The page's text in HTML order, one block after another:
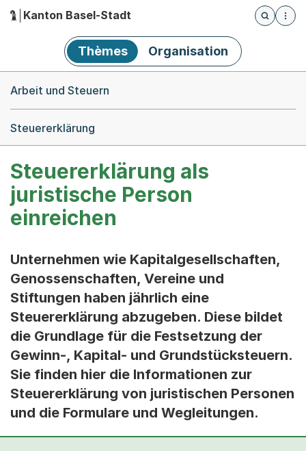
Hauptnavigation
Kanton Basel-Stadt
Öffnet
Thèmes Organisation
Arbeit und Steuern
Steuererklärung
Steuererklärung als
juristische Person
einreichen
Unternehmen wie Kapitalgesellschaften,
Genossenschaften, Vereine und
Stiftungen haben jährlich eine
Steuererklärung abzugeben. Diese bildet
die Grundlage für die Festsetzung der
Gewinn-, Kapital- und Grundstücksteuern.
Sie finden hier die Informationen zur
Steuererklärung von juristischen Personen
und die Formulare und Wegleitungen.